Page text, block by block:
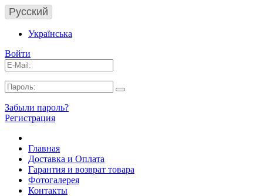
Русский
Українська
Войти
Забыли пароль?
Регистрация
Главная
Доставка и Оплата
Гарантия и возврат товара
Фотогалерея
Контакты